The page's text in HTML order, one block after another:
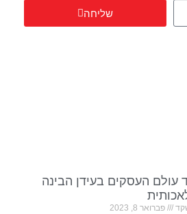
שליחה
עולם העסקים בעידן הבינה
פברואר 8, 2023